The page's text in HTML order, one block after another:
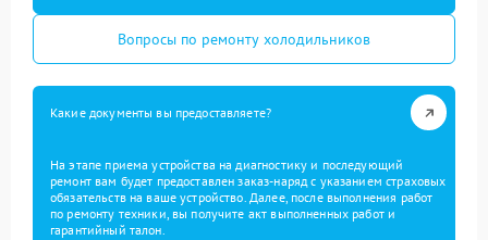
Вопросы по ремонту холодильников
Какие документы вы предоставляете?
На этапе приема устройства на диагностику и последующий
ремонт вам будет предоставлен заказ-наряд с указанием страховых
обязательств на ваше устройство. Далее, после выполнения работ
по ремонту техники, вы получите акт выполненных работ и
гарантийный талон.